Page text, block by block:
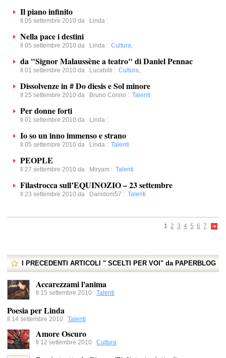
Il piano infinito
Il 05 settembre 2010 da Linda :
Nella pace i destini
Il 05 settembre 2010 da Linda : Cultura,
da "Signor Malaussène a teatro" di Daniel Pennac
Il 01 settembre 2010 da Lucabilli : Cultura,
Dissolvenze in # Do diesis e Sol minore
Il 25 settembre 2010 da Bruno Corino : Talenti
Per donne forti
Il 01 settembre 2010 da Linda :
Io so un inno immenso e strano
Il 05 settembre 2010 da Linda : Talenti
PEOPLE
Il 27 settembre 2010 da Miryam : Talenti
Filastrocca sull’EQUINOZIO – 23 settembre
Il 23 settembre 2010 da Danidom57 : Talenti
1 2 3 4 5 6 7
I PRECEDENTI ARTICOLI " SCELTI PER VOI" da PAPERBLOG
Accarezzami l'anima
Il 15 settembre 2010 Talenti
Poesia per Linda
Il 14 settembre 2010 Talenti
Amore Oscuro
Il 12 settembre 2010 Cultura